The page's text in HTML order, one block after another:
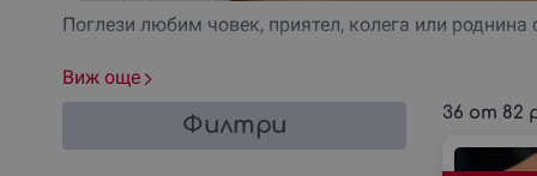
Поглези любим човек, приятел, колега или
Масажите са страхотна идея за подарък, тъй като
Възползвай се от нашите различни предложения и
Ваучер подарък за нея
Виж още
Филтри 36 от 82